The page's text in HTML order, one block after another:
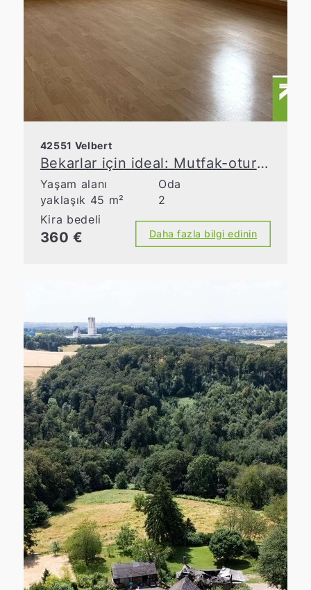
42551 Velbert
Bekarlar için ideal: Mutfak-oturma odası ve bahçesi olan şirin daire
Yaşam alanı
yaklaşık 45 m²
Oda
2
Kira bedeli
360 € Daha fazla bilgi edinin